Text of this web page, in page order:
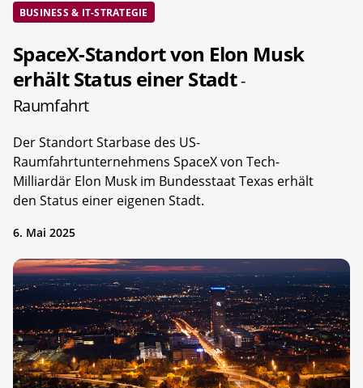
BUSINESS & IT-STRATEGIE
SpaceX-Standort von Elon Musk
erhält Status einer Stadt-
Raumfahrt
Der Standort Starbase des US-
Raumfahrtunternehmens SpaceX von Tech-
Milliardär Elon Musk im Bundesstaat Texas erhält
den Status einer eigenen Stadt.
6. Mai 2025